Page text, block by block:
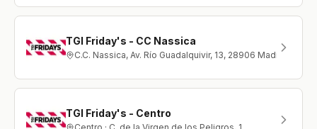
TGI Friday's - CC Nassica
C.C. Nassica, Av. Río Guadalquivir, 13, 28906 Madrid
TGI Friday's - Centro